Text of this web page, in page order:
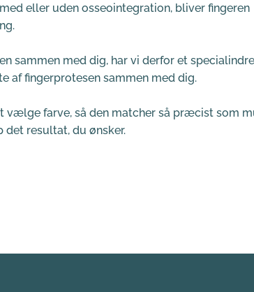
eller uden osseointegration, bliver fingeren
sammen med dig, har vi derfor et
af fingerprotesen sammen med dig.
vælge farve, så den matcher så præcist som
det resultat, du ønsker.